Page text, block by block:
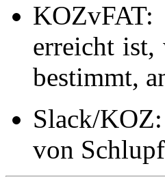
KOZvFAT:
erreicht ist,
bestimmt,
Slack/
von